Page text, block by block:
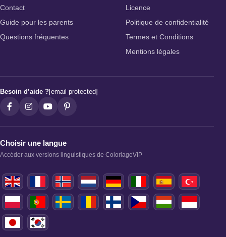
Contact
Guide pour les parents
Questions fréquentes
Licence
Politique de confidentialité
Termes et Conditions
Mentions légales
Besoin d’aide ?[email protected]
Choisir une langue
Accéder aux versions linguistiques de ColoriageVIP